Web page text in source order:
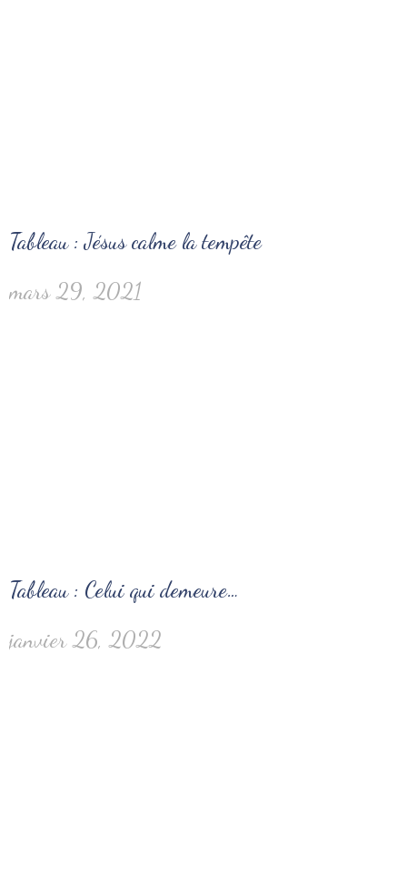
Tableau : Jésus calme la tempête
mars 29, 2021
Tableau : Celui qui demeure…
janvier 26, 2022